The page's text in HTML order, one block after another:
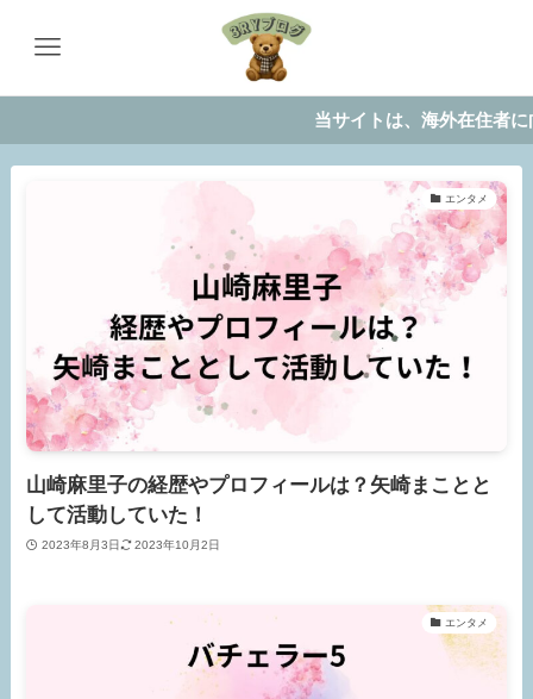
当サイトは、海外在住者に向け
エンタメ
山崎麻里子の経歴やプロフィールは？矢崎まことと
して活動していた！
2023年8月3日 2023年10月2日
エンタメ